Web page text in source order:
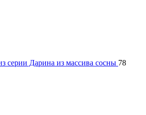
серии Дарина из массива сосны 78